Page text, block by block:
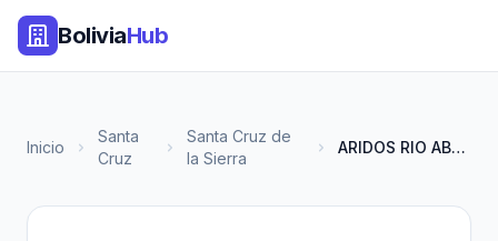
BoliviaHub
Inicio
Santa
Cruz
Santa Cruz de
la Sierra
ARIDOS RIO ABAPO S.R.L.